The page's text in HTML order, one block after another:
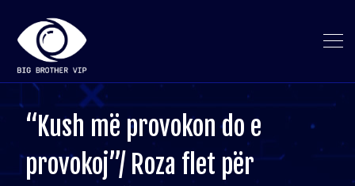
“Kush më provokon do e
provokoj”/ Roza flet për